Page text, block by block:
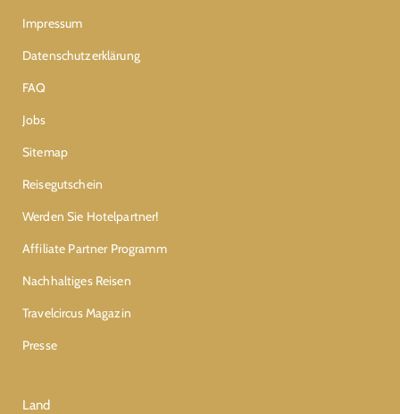
Impressum
Datenschutzerklärung
FAQ
Jobs
Sitemap
Reisegutschein
Werden Sie Hotelpartner!
Affiliate Partner Programm
Nachhaltiges Reisen
Travelcircus Magazin
Presse
Land